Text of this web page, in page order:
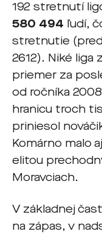
192 stretnutí
580 494 ľudí,
stretnutie
2612). Niké liga
priemer za
od ročníka
hranicu troch
priniesol
Komárno malo
elitou
Moravciach.
V základnej
na zápas, v